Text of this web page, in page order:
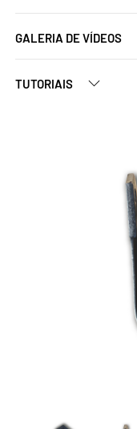
GALERIA DE VÍDEOS
TUTORIAIS